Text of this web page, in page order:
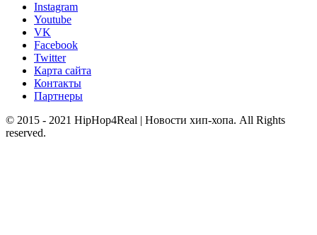
Instagram
Youtube
VK
Facebook
Twitter
Карта сайта
Контакты
Партнеры
© 2015 - 2021 HipHop4Real | Новости хип-хопа. All Rights
reserved.